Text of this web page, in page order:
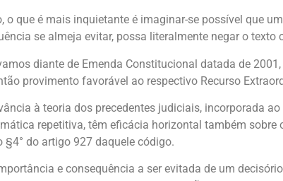
o que é mais inquietante é imaginar-se possível que
se almeja evitar, possa literalmente negar o
diante de Emenda Constitucional datada de
provimento favorável ao respectivo Recurso
à teoria dos precedentes judiciais, incorporada
repetitiva, têm eficácia horizontal também
do artigo 927 daquele código.
e consequência a ser evitada de um